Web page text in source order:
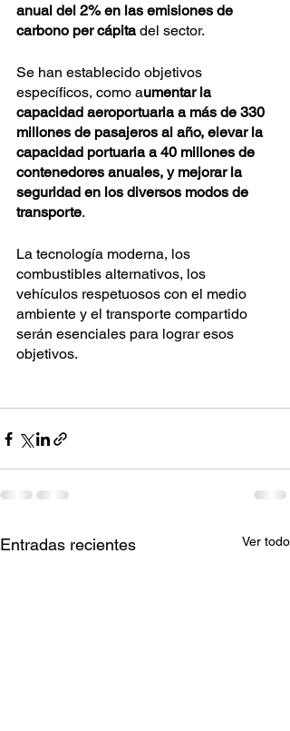
anual del 2% en las emisiones de
carbono per cápita del sector.
Se han establecido objetivos
específicos, como aumentar la
capacidad aeroportuaria a más de 330
millones de pasajeros al año, elevar la
capacidad portuaria a 40 millones de
contenedores anuales, y mejorar la
seguridad en los diversos modos de
transporte.
La tecnología moderna, los
combustibles alternativos, los
vehículos respetuosos con el medio
ambiente y el transporte compartido
serán esenciales para lograr esos
objetivos.
Entradas recientes Ver todo